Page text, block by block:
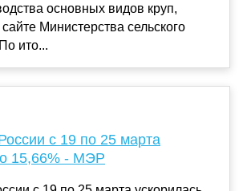
основных видов круп,
Министерства сельского
ито...
с 19 по 25 марта
15,66% - МЭР